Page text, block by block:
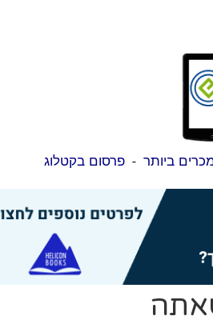
ביותר -פרסום בקטלוג